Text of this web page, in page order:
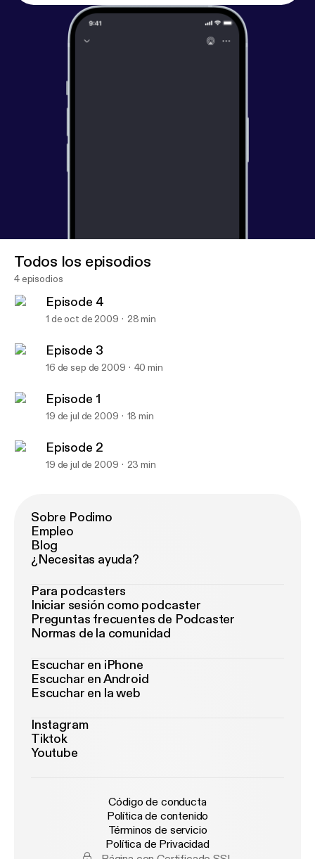
STRIPPER RANT
Todos los episodios
4 episodios
Episode 4
1 de oct de 2009 28 min
Episode 3
16 de sep de 2009 40 min
Episode 1
19 de jul de 2009 18 min
Episode 2
19 de jul de 2009 23 min
Sobre Podimo
Empleo
Blog
¿Necesitas ayuda?
Para podcasters
Iniciar sesión como podcaster
Preguntas frecuentes de Podcaster
Normas de la comunidad
Escuchar en iPhone
Escuchar en Android
Escuchar en la web
Instagram
Tiktok
Youtube
Código de conducta
Política de contenido
Términos de servicio
Política de Privacidad